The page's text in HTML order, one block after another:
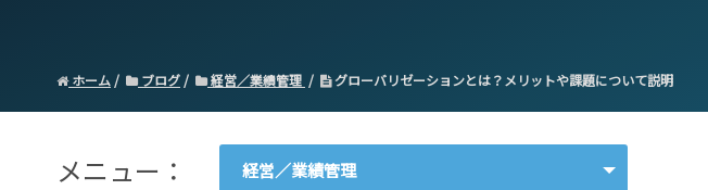
ホーム ブログ 経営／業績管理 グローバリゼーションとは？メリットや課題について説明
メニュー： 経営／業績管理